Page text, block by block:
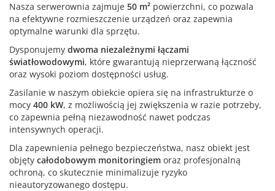
Nasza serwerownia zajmuje 50 m² powierzchni, co pozwala
na efektywne rozmieszczenie urządzeń oraz zapewnia
optymalne warunki dla sprzętu.
Dysponujemy dwoma niezależnymi łączami
światłowodowymi, które gwarantują nieprzerwaną łączność
oraz wysoki poziom dostępności usług.
Zasilanie w naszym obiekcie opiera się na infrastrukturze o
mocy 400 kW, z możliwością jej zwiększenia w razie potrzeby,
co zapewnia pełną niezawodność nawet podczas
intensywnych operacji.
Dla zapewnienia pełnego bezpieczeństwa, nasz obiekt jest
objęty całodobowym monitoringiem oraz profesjonalną
ochroną, co skutecznie minimalizuje ryzyko
nieautoryzowanego dostępu.